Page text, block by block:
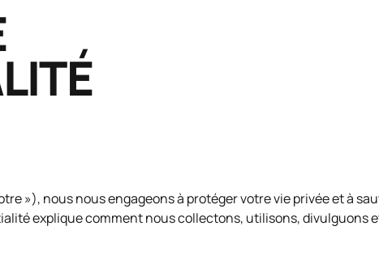
»), nous nous engageons à protéger votre vie privée et à
explique comment nous collectons, utilisons, divulguons